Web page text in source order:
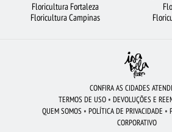
FLORICULTURA JUNDIAÍ CESTA DE
FLORICULTURA FORTALEZA
FLORICULTURA
FLORICULTURA UBERLÂNDIA BUQUÊ DE 12
FLORES
Floricultura Fortaleza
Floricultura Campinas
CONFIRA AS CIDADES
TERMOS DE USO • DEVOLUÇÕES E
QUEM SOMOS • POLÍTICA DE PRIVACIDADE •
CORPORATIVO